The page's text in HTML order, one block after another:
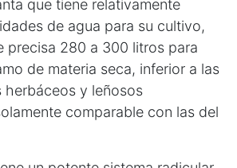
que tiene relativamente
de agua para su cultivo,
precisa 280 a 300 litros para
de materia seca, inferior a las
y leñosos
comparable con las del